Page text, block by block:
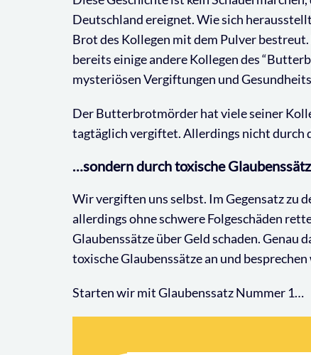
Deutschland ereignet. Wie sich
Brot des Kollegen mit dem Pulver
bereits einige andere Kollegen des
mysteriösen Vergiftungen und
Der Butterbrotmörder hat viele seiner
tagtäglich vergiftet. Allerdings nicht
…sondern durch toxische
Wir vergiften uns selbst. Im Gegensatz zu
allerdings ohne schwere Folgeschäden
Glaubenssätze über Geld schaden. Genau
toxische Glaubenssätze an und
Starten wir mit Glaubenssatz Nummer 1…